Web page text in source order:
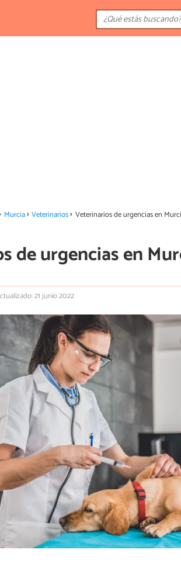
Murcia Veterinarios Veterinarios de urgencias en
de urgencias en
21 junio 2022